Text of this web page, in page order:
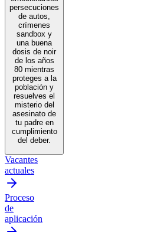
persecuciones
de autos,
crímenes
sandbox y
una buena
dosis de noir
de los años
80 mientras
proteges a la
población y
resuelves el
misterio del
asesinato de
tu padre en
cumplimiento
del deber.
Vacantes
actuales
Proceso
de
aplicación